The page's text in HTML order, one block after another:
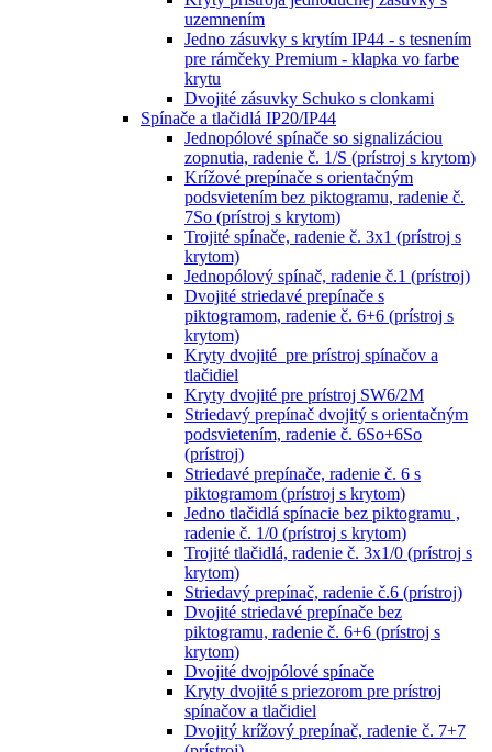
uzemnením
Jedno zásuvky s krytím IP44 - s tesnením
pre rámčeky Premium - klapka vo farbe
krytu
Dvojité zásuvky Schuko s clonkami
Spínače a tlačidlá IP20/IP44
Jednopólové spínače so signalizáciou
zopnutia, radenie č. 1/S (prístroj s krytom)
Krížové prepínače s orientačným
podsvietením bez piktogramu, radenie č.
7So (prístroj s krytom)
Trojité spínače, radenie č. 3x1 (prístroj s
krytom)
Jednopólový spínač, radenie č.1 (prístroj)
Dvojité striedavé prepínače s
piktogramom, radenie č. 6+6 (prístroj s
krytom)
Kryty dvojité pre prístroj spínačov a
tlačidiel
Kryty dvojité pre prístroj SW6/2M
Striedavý prepínač dvojitý s orientačným
podsvietením, radenie č. 6So+6So
(prístroj)
Striedavé prepínače, radenie č. 6 s
piktogramom (prístroj s krytom)
Jedno tlačidlá spínacie bez piktogramu ,
radenie č. 1/0 (prístroj s krytom)
Trojité tlačidlá, radenie č. 3x1/0 (prístroj s
krytom)
Striedavý prepínač, radenie č.6 (prístroj)
Dvojité striedavé prepínače bez
piktogramu, radenie č. 6+6 (prístroj s
krytom)
Dvojité dvojpólové spínače
Kryty dvojité s priezorom pre prístroj
spínačov a tlačidiel
Dvojitý krížový prepínač, radenie č. 7+7